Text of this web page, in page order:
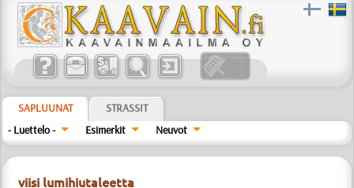
SAPLUUNAT
STRASSIT
- Luettelo -
Esimerkit Neuvot
viisi lumihiutaleetta